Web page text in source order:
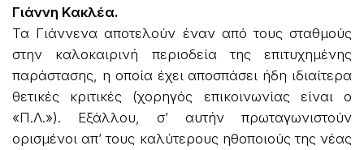
Γιάννη Κακλέα.
Τα Γιάννενα αποτελούν έναν από τους σταθμούς
στην καλοκαιρινή περιοδεία της επιτυχημένης
παράστασης, η οποία έχει αποσπάσει ήδη ιδιαίτερα
θετικές κριτικές (χορηγός επικοινωνίας είναι ο
«Π.Λ.»). Εξάλλου, σ’ αυτήν πρωταγωνιστούν
ορισμένοι απ’ τους καλύτερους ηθοποιούς της νέας